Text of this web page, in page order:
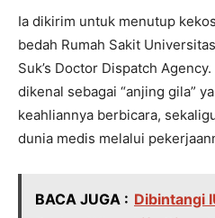
Ia dikirim untuk menutup
bedah Rumah Sakit
Suk’s Doctor Dispatch
dikenal sebagai “anjing gila”
keahliannya berbicara,
dunia medis melalui
BACA JUGA : Dibintangi